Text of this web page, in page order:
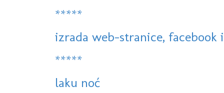
*****
izrada web-stranice, facebook
*****
laku noć